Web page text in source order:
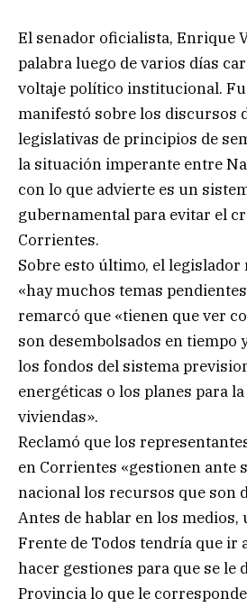
El senador oficialista, Enrique
palabra luego de varios días
voltaje político institucional.
manifestó sobre los discursos
legislativas de principios de
la situación imperante entre
con lo que advierte es un
gubernamental para evitar el
Corrientes.
Sobre esto último, el
«hay muchos temas
remarcó que «tienen que ver
son desembolsados en tiempo
los fondos del sistema
energéticas o los planes para
viviendas».
Reclamó que los
en Corrientes «gestionen ante
nacional los recursos que son
Antes de hablar en los medios,
Frente de Todos tendría que ir
hacer gestiones para que se le
Provincia lo que le